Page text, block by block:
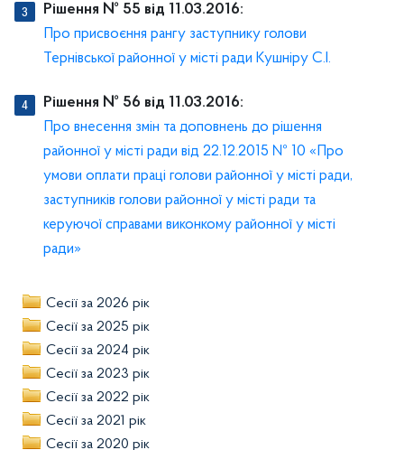
Рішення № 55 від 11.03.2016:
Про присвоєння рангу заступнику голови
Тернівської районної у місті ради Кушніру С.І.
Рішення № 56 від 11.03.2016:
Про внесення змін та доповнень до рішення
районної у місті ради від 22.12.2015 № 10 «Про
умови оплати праці голови районної у місті ради,
заступників голови районної у місті ради та
керуючої справами виконкому районної у місті
ради»
Сесії за 2026 рік
Сесії за 2025 рік
Сесії за 2024 рік
Сесії за 2023 рік
Сесії за 2022 рік
Сесії за 2021 рік
Сесії за 2020 рік